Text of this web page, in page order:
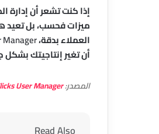
إذا كنت تشعر أن
ميزات فحسب، بل تعيد
العملاء بدقة،Manager
أن تغير إنتاجيتك
المصدر:User Manager
Read Also